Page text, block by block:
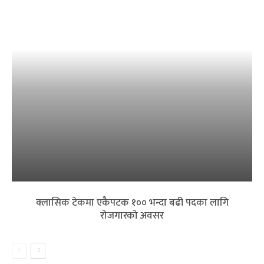
क्लासिक टेकमा एकैपटक १०० भन्दा बढी पदका लागि
रोजगारको अवसर